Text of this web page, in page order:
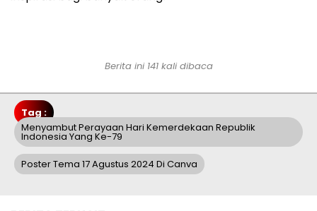
Berita ini 141 kali dibaca
Tag :
Menyambut Perayaan Hari Kemerdekaan Republik
Indonesia Yang Ke-79
Poster Tema 17 Agustus 2024 Di Canva